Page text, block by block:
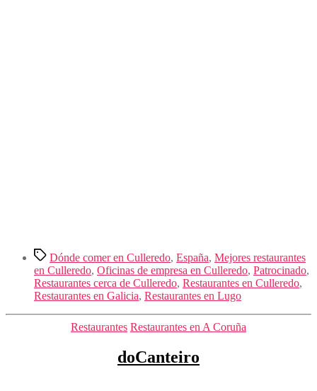
Etiquetas
Dónde comer en Culleredo, España, Mejores restaurantes
en Culleredo, Oficinas de empresa en Culleredo, Patrocinado,
Restaurantes cerca de Culleredo, Restaurantes en Culleredo,
Restaurantes en Galicia, Restaurantes en Lugo
Categorías
Restaurantes Restaurantes en A Coruña
doCanteiro